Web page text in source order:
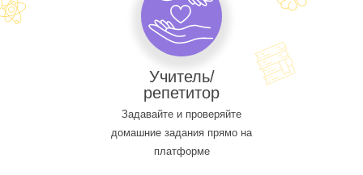
Учитель/
репетитор
Задавайте и проверяйте
домашние задания прямо на
платформе